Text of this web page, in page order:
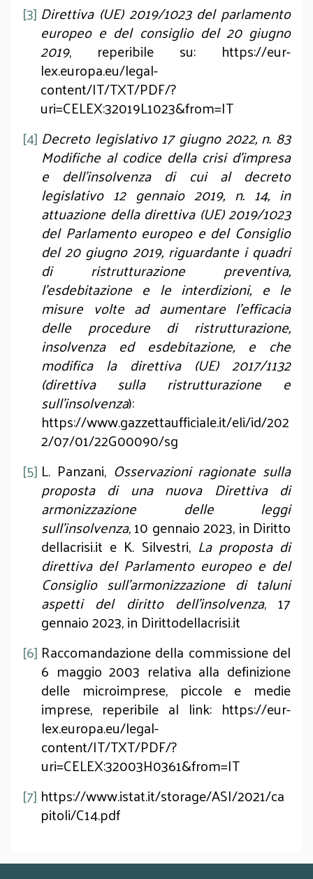
[3] Direttiva (UE) 2019/1023 del parlamento
europeo e del consiglio del 20 giugno
2019, reperibile su: https://eur-
lex.europa.eu/legal-
content/IT/TXT/PDF/?
uri=CELEX:32019L1023&from=IT
[4] Decreto legislativo 17 giugno 2022, n. 83
Modifiche al codice della crisi d'impresa
e dell'insolvenza di cui al decreto
legislativo 12 gennaio 2019, n. 14, in
attuazione della direttiva (UE) 2019/1023
del Parlamento europeo e del Consiglio
del 20 giugno 2019, riguardante i quadri
di ristrutturazione preventiva,
l'esdebitazione e le interdizioni, e le
misure volte ad aumentare l'efficacia
delle procedure di ristrutturazione,
insolvenza ed esdebitazione, e che
modifica la direttiva (UE) 2017/1132
(direttiva sulla ristrutturazione e
sull'insolvenza):
https://www.gazzettaufficiale.it/eli/id/202
2/07/01/22G00090/sg
[5] L. Panzani, Osservazioni ragionate sulla
proposta di una nuova Direttiva di
armonizzazione delle leggi
sull’insolvenza, 10 gennaio 2023, in Diritto
dellacrisi.it e K. Silvestri, La proposta di
direttiva del Parlamento europeo e del
Consiglio sull'armonizzazione di taluni
aspetti del diritto dell'insolvenza, 17
gennaio 2023, in Dirittodellacrisi.it
[6] Raccomandazione della commissione del
6 maggio 2003 relativa alla definizione
delle microimprese, piccole e medie
imprese, reperibile al link: https://eur-
lex.europa.eu/legal-
content/IT/TXT/PDF/?
uri=CELEX:32003H0361&from=IT
[7] https://www.istat.it/storage/ASI/2021/ca
pitoli/C14.pdf